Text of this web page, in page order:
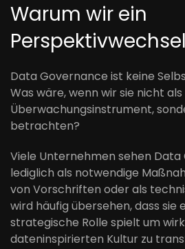
Warum wir ein
Data Governance ist keine
Was wäre, wenn wir sie nicht als
Überwachungsinstrument,
betrachten?
Viele Unternehmen sehen
lediglich als notwendige
von Vorschriften oder als
wird häufig übersehen, dass sie
strategische Rolle spielt um
dateninspirierten Kultur zu